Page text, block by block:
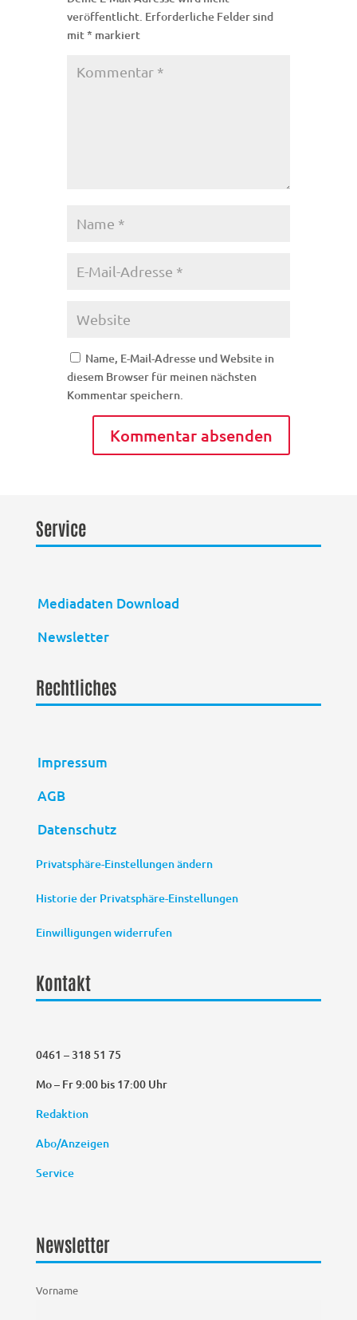
veröffentlicht. Erforderliche Felder sind
mit* markiert
Name, E-Mail-Adresse und Website in
diesem Browser für meinen nächsten
Kommentar speichern.
Service
Mediadaten Download
Newsletter
Rechtliches
Impressum
AGB
Datenschutz
Privatsphäre-Einstellungen ändern
Historie der Privatsphäre-Einstellungen
Einwilligungen widerrufen
Kontakt
0461 – 318 51 75
Mo – Fr 9:00 bis 17:00 Uhr
Redaktion
Abo/Anzeigen
Service
Newsletter
Vorname